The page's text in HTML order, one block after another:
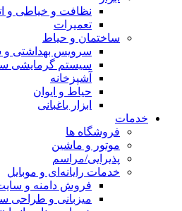
نظافت و خیاطی و
تعمیرات
ساختمان و حیاط
سرویس بهداشتی و
سیستم گرمایشی
آشپزخانه
حیاط و ایوان
ابزار باغبانی
خدمات
فروشگاه ها
موتور و ماشین
پذیرایی/مراسم
خدمات رایانه‌ای و موبایل
فروش دامنه و
میزبانی و طراحی